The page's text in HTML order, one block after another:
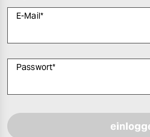
E-Mail*
Passwort*